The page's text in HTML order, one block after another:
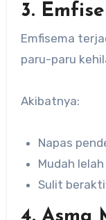
3.
Emfisema
paru-paru
Akibatnya:
Napas
Mudah lelah
Sulit